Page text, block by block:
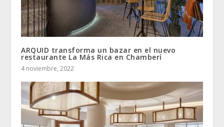
ARQUID transforma un bazar en el nuevo
restaurante La Más Rica en Chamberí
4 noviembre, 2022